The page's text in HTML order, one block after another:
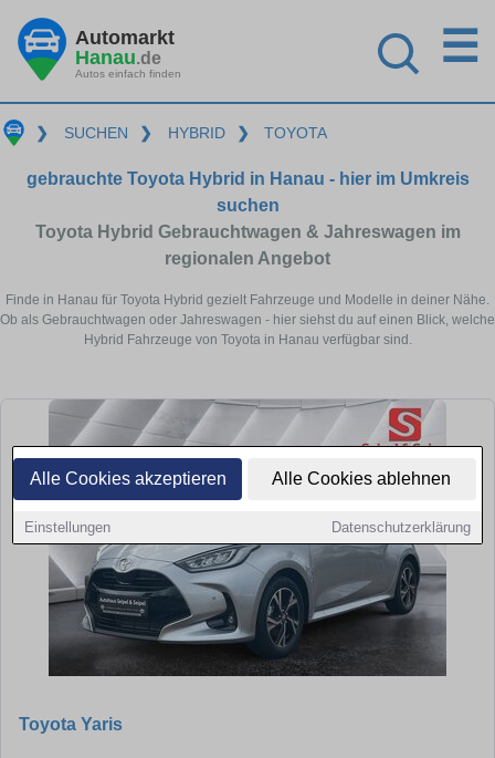
Alle Cookies akzeptieren Alle Cookies ablehnen
Einstellungen Datenschutzerklärung
Automarkt
Hanau.de
Autos einfach finden
☰
❯ SUCHEN ❯ HYBRID ❯ TOYOTA
gebrauchte Toyota Hybrid in Hanau - hier im Umkreis
suchen
Toyota Hybrid Gebrauchtwagen & Jahreswagen im
regionalen Angebot
Finde in Hanau für Toyota Hybrid gezielt Fahrzeuge und Modelle in deiner Nähe.
Ob als Gebrauchtwagen oder Jahreswagen - hier siehst du auf einen Blick, welche
Hybrid Fahrzeuge von Toyota in Hanau verfügbar sind.
Toyota Yaris